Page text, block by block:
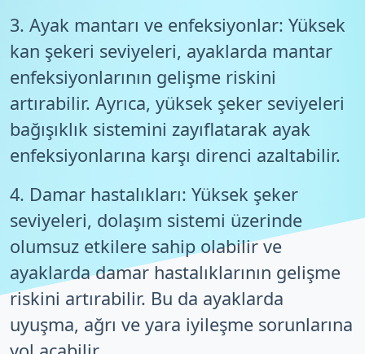
3. Ayak mantarı ve enfeksiyonlar: Yüksek
kan şekeri seviyeleri, ayaklarda mantar
enfeksiyonlarının gelişme riskini
artırabilir. Ayrıca, yüksek şeker seviyeleri
bağışıklık sistemini zayıflatarak ayak
enfeksiyonlarına karşı direnci azaltabilir.
4. Damar hastalıkları: Yüksek şeker
seviyeleri, dolaşım sistemi üzerinde
olumsuz etkilere sahip olabilir ve
ayaklarda damar hastalıklarının gelişme
riskini artırabilir. Bu da ayaklarda
uyuşma, ağrı ve yara iyileşme sorunlarına